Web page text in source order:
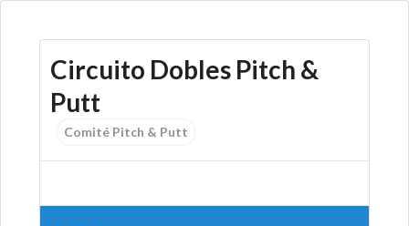
Circuito Dobles Pitch &
Putt
Comité Pitch & Putt